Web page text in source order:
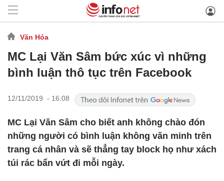
Văn Hóa
MC Lại Văn Sâm bức xúc vì những
bình luận thô tục trên Facebook
12/11/2019 - 16:08
MC Lại Văn Sâm cho biết anh không chào đón
những người có bình luận không văn minh trên
trang cá nhân và sẽ thẳng tay block họ như xách
túi rác bẩn vứt đi mỗi ngày.